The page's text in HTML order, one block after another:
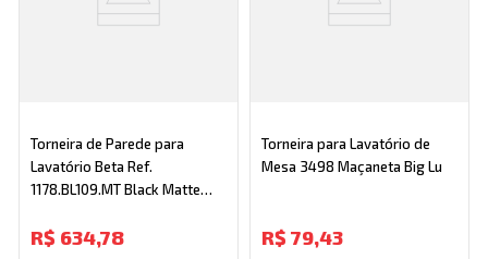
Torneira de Parede para
Lavatório Beta Ref.
1178.BL109.MT Black Matte
R$ 634,78
Torneira para Lavatório de
Mesa 3498 Maçaneta Big Lu
R$ 79,43